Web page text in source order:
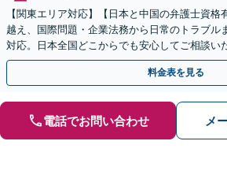
【関東エリア対応】【日本と中国の弁護士資格
越え、国際問題・企業法務から日常のトラブル
対応。日本全国どこからでも安心してご相談い
歩を踏み出してみませんか。【初回相談無料】
料金表を見る
電話でお問い合わせ メ